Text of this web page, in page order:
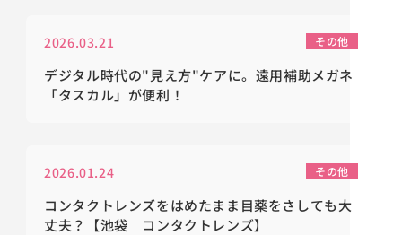
2026.03.21 その他
デジタル時代の"見え方"ケアに。遠用補助メガネ
「タスカル」が便利！
2026.01.24 その他
コンタクトレンズをはめたまま目薬をさしても大
丈夫？【池袋 コンタクトレンズ】